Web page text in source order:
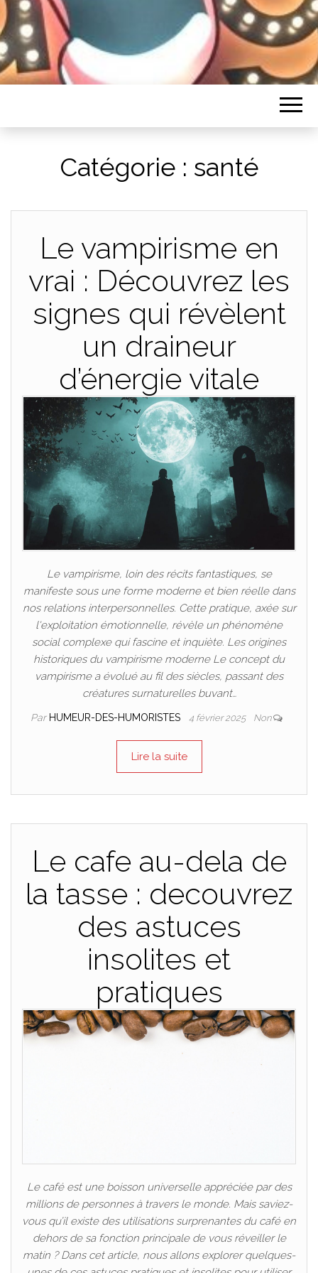
HUMORISTES
Catégorie : santé
Le vampirisme en
vrai : Découvrez les
signes qui révèlent
un draineur
d’énergie vitale
Le vampirisme, loin des récits fantastiques, se
manifeste sous une forme moderne et bien réelle dans
nos relations interpersonnelles. Cette pratique, axée sur
l'exploitation émotionnelle, révèle un phénomène
social complexe qui fascine et inquiète. Les origines
historiques du vampirisme moderne Le concept du
vampirisme a évolué au fil des siècles, passant des
créatures surnaturelles buvant…
Par HUMEUR-DES-HUMORISTES 4 février 2025 Non
Lire la suite
Le cafe au-dela de
la tasse : decouvrez
des astuces
insolites et
pratiques
Le café est une boisson universelle appréciée par des
millions de personnes à travers le monde. Mais saviez-
vous qu’il existe des utilisations surprenantes du café en
dehors de sa fonction principale de vous réveiller le
matin ? Dans cet article, nous allons explorer quelques-